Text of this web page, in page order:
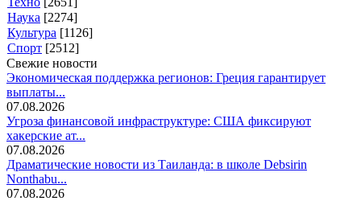
Наука [2274]
Культура [1126]
Спорт [2512]
Свежие новости
Экономическая поддержка регионов: Греция гарантирует
выплаты...
07.08.2026
Угроза финансовой инфраструктуре: США фиксируют
хакерские ат...
07.08.2026
Драматические новости из Таиланда: в школе Debsirin
Nonthabu...
07.08.2026